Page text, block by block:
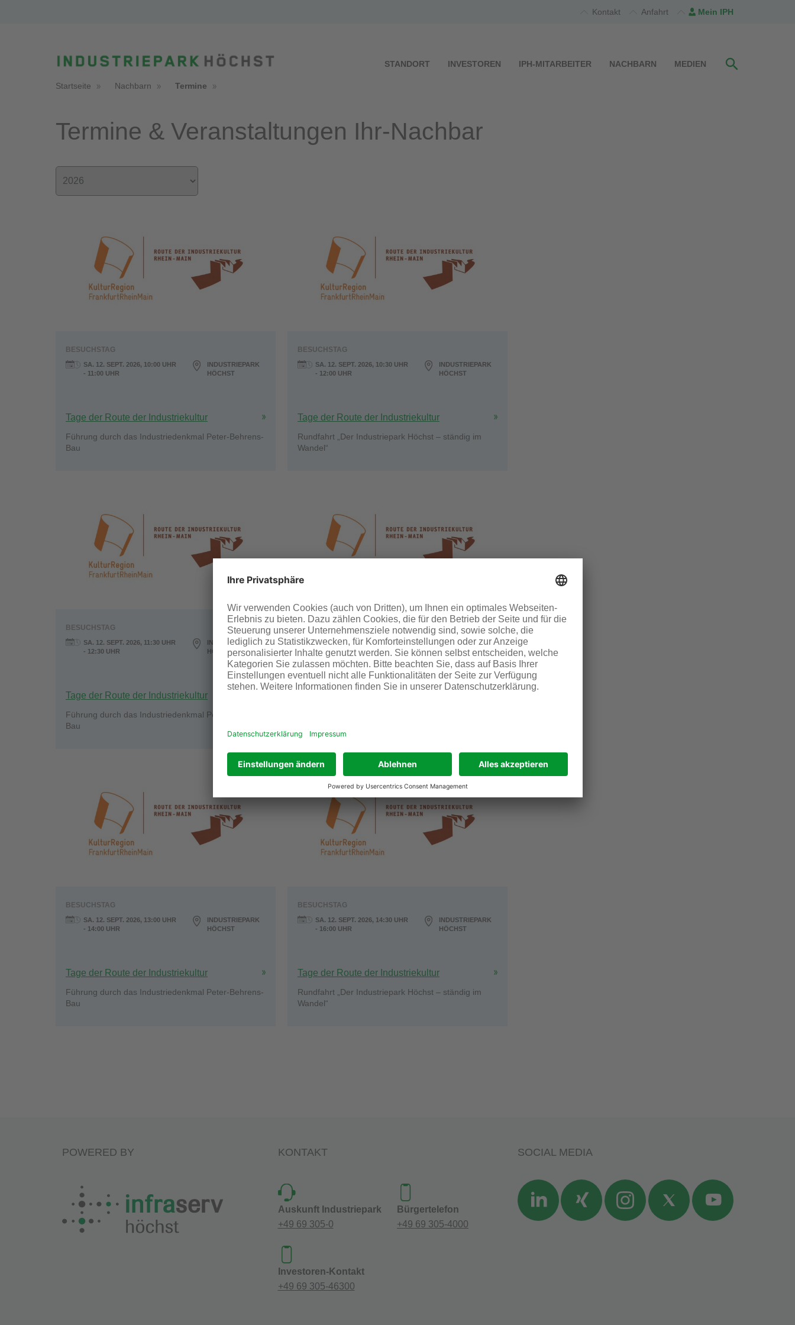
Kontakt Anfahrt Mein IPH
STANDORT INVESTOREN IPH-MITARBEITER NACHBARN MEDIEN
Startseite Nachbarn Termine
Termine & Veranstaltungen Ihr-Nachbar
BESUCHSTAG
SA. 12. SEPT. 2026, 10:00 UHR
- 11:00 UHR
INDUSTRIEPARK
HÖCHST
Tage der Route der Industriekultur
Führung durch das Industriedenkmal Peter-Behrens-
Bau
BESUCHSTAG
SA. 12. SEPT. 2026, 10:30 UHR
- 12:00 UHR
INDUSTRIEPARK
HÖCHST
Tage der Route der Industriekultur
Rundfahrt „Der Industriepark Höchst – ständig im
Wandel“
BESUCHSTAG
SA. 12. SEPT. 2026, 11:30 UHR
- 12:30 UHR
INDUSTRIEPARK
HÖCHST
Tage der Route der Industriekultur
Führung durch das Industriedenkmal Peter-Behrens-
Bau
BESUCHSTAG
SA. 12. SEPT. 2026, 12:30 UHR
- 14:00 UHR
INDUSTRIEPARK
HÖCHST
BESUCHSTAG
SA. 12. SEPT. 2026, 13:00 UHR
- 14:00 UHR
INDUSTRIEPARK
HÖCHST
Tage der Route der Industriekultur
Führung durch das Industriedenkmal Peter-Behrens-
Bau
BESUCHSTAG
SA. 12. SEPT. 2026, 14:30 UHR
- 16:00 UHR
INDUSTRIEPARK
HÖCHST
Tage der Route der Industriekultur
Rundfahrt „Der Industriepark Höchst – ständig im
Wandel“
POWERED BY KONTAKT
Auskunft Industriepark
+49 69 305-0
Bürgertelefon
+49 69 305-4000
Investoren-Kontakt
+49 69 305-46300
SOCIAL MEDIA